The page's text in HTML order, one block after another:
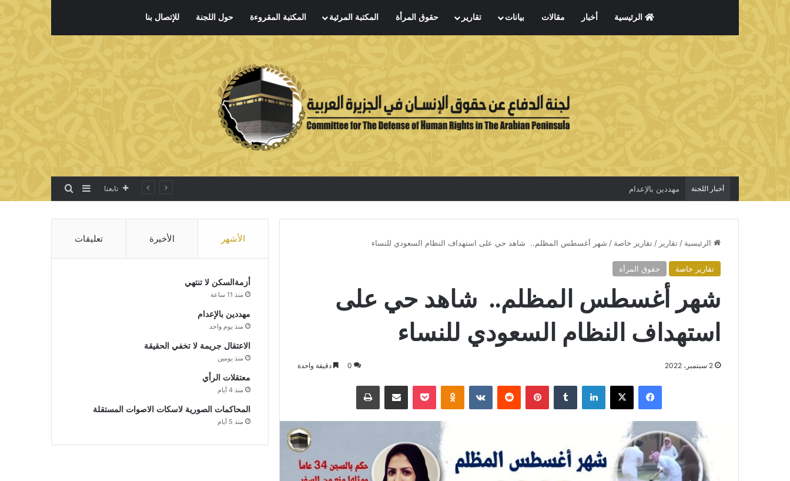
الرئيسية أخبار مقالات بيانات تقارير حقوق المرأة المكتبة المرئية المكتبة المقروءة حول اللجنة للإتصال بنا
أخبار اللجنة الاعتقال جريمة لا تخفي الحقيقة تابعنا إضافة عمود جانبي
بحث عن
الرئيسية / تقارير / تقارير خاصة / شهر أغسطس المظلم.. شاهد حي على استهداف النظام السعودي للنساء
تقارير خاصة حقوق المرأة
شهر أغسطس المظلم.. شاهد حي على
استهداف النظام السعودي للنساء
2 سبتمبر، 2022 0 دقيقة واحدة
فيسبوك X لينكدإن بينتيريست Odnoklassniki
بوكيت مشاركة عبر البريد طباعة
الأشهر الأخيرة تعليقات
أزمةالسكن لا تنتهي
منذ 11 ساعة
مهددين بالإعدام
منذ يوم واحد
الاعتقال جريمة لا تخفي الحقيقة
منذ يومين
معتقلات الرأي
منذ 4 أيام
المحاكمات الصورية لاسكات الاصوات المستقلة
منذ 5 أيام